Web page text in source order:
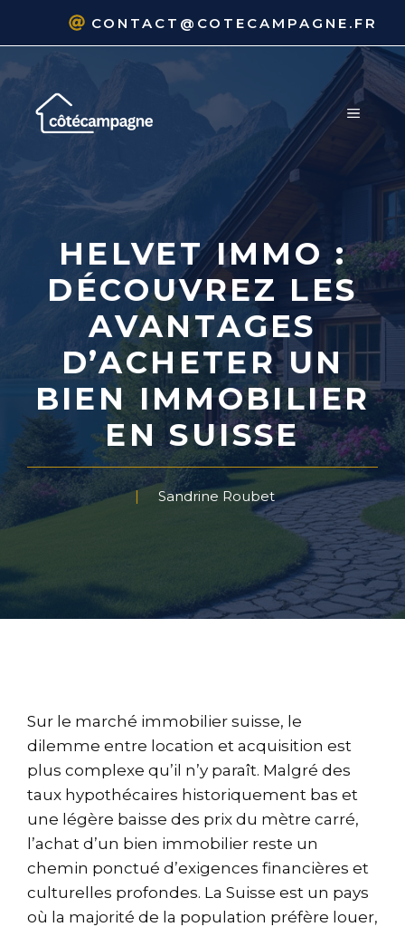
contenu
CONTACT@COTECAMPAGNE.FR
MENU
HELVET IMMO :
DÉCOUVREZ LES
AVANTAGES
D’ACHETER UN
BIEN IMMOBILIER
EN SUISSE
Sandrine Roubet
Sur le marché immobilier suisse, le
dilemme entre location et acquisition est
plus complexe qu’il n’y paraît. Malgré des
taux hypothécaires historiquement bas et
une légère baisse des prix du mètre carré,
l’achat d’un bien immobilier reste un
chemin ponctué d’exigences financières et
culturelles profondes. La Suisse est un pays
où la majorité de la population préfère louer,